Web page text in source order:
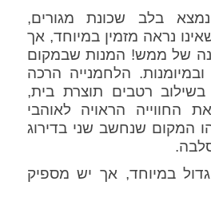
בלב שכונת מגורים,
נראה מזמין במיוחד, אך
של ממש! המנות שבמקום
הלחמנייה הרכה
בשילוב רטבים תוצרת בית,
החווייה הראויה לאוהבי
המקום שנחשב שני בדירוג
במיוחד, אך יש מספיק